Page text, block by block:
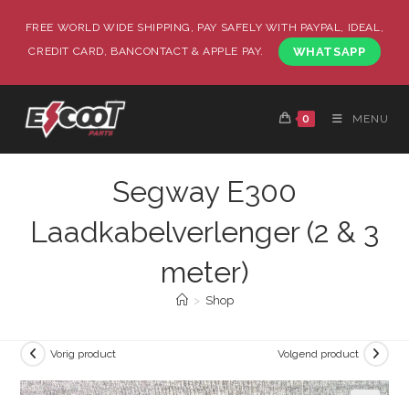
FREE WORLD WIDE SHIPPING, PAY SAFELY WITH PAYPAL, IDEAL,
CREDIT CARD, BANCONTACT & APPLE PAY.
WHATSAPP
0 MENU
Segway E300
Laadkabelverlenger (2 & 3
meter)
> Shop
Vorig product Volgend product